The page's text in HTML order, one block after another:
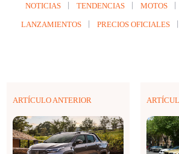
NOTICIAS TENDENCIAS MOTOS
LANZAMIENTOS PRECIOS OFICIALES
ARTÍCULO ANTERIOR